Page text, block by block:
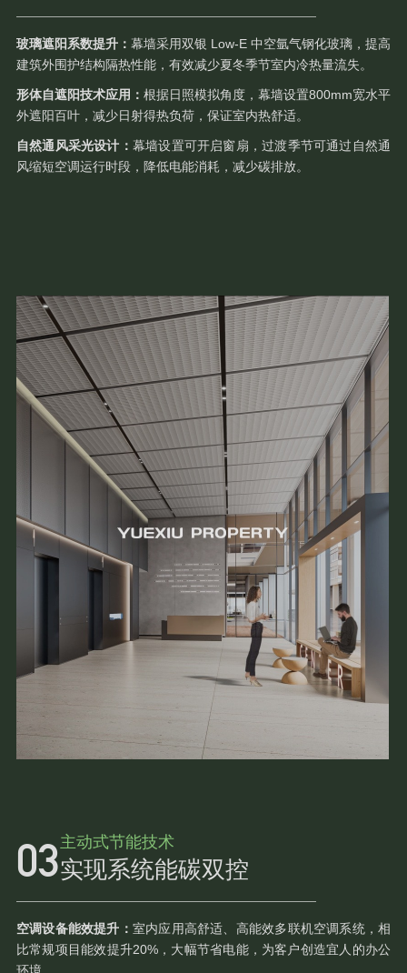
玻璃遮阳系数提升： 幕墙采用双银 Low-E 中空氩气钢化玻璃，提高
建筑外围护结构隔热性能，有效减少夏冬季节室内冷热量流失。
形体自遮阳技术应用： 根据日照模拟角度，幕墙设置800mm宽水平
外遮阳百叶，减少日射得热负荷，保证室内热舒适。
自然通风采光设计： 幕墙设置可开启窗扇，过渡季节可通过自然通
风缩短空调运行时段，降低电能消耗，减少碳排放。
主动式节能技术
实现系统能碳双控
空调设备能效提升： 室内应用高舒适、高能效多联机空调系统，相
比常规项目能效提升20%，大幅节省电能，为客户创造宜人的办公